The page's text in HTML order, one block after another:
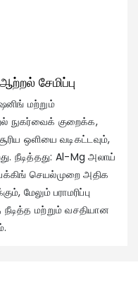
சேமிப்பு
மற்றும்
நுகர்வைக் குறைக்க,
ஒளியை வடிகட்டவும்,
நீடித்தது: Al-Mg அலாய்
செயல்முறை அதிக
மேலும் பராமரிப்பு
மற்றும் வசதியான